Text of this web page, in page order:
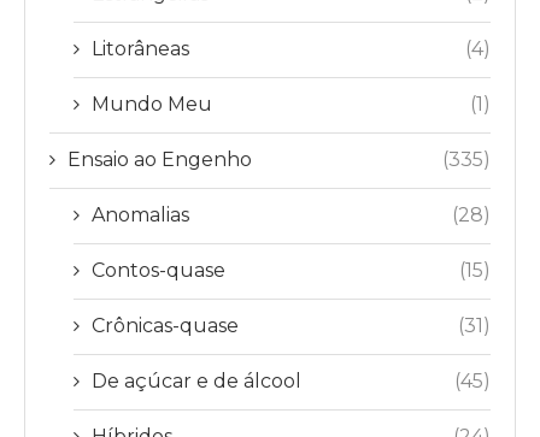
Litorâneas (4)
Mundo Meu (1)
Ensaio ao Engenho (335)
Anomalias (28)
Contos-quase (15)
Crônicas-quase (31)
De açúcar e de álcool (45)